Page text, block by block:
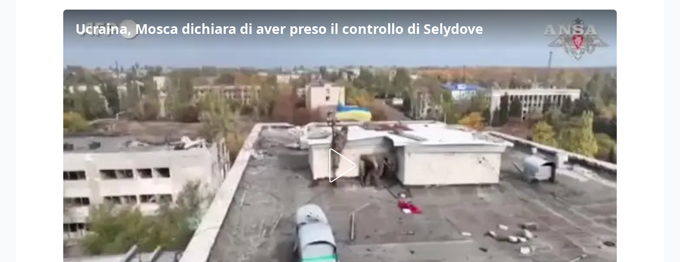
Ucraina, Mosca dichiara di aver preso il controllo di Selydove